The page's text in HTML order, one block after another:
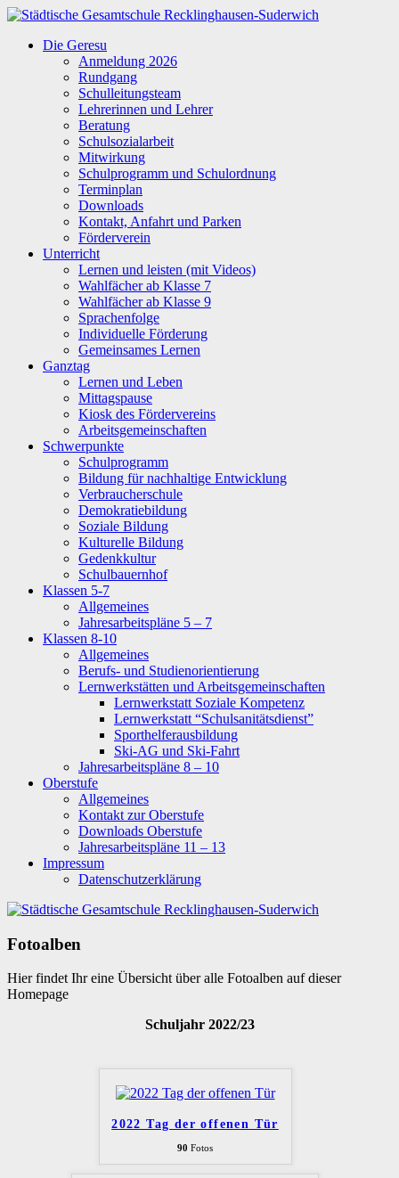
Zum
springen
Städtische
Gesamtschule
Recklinghausen-
Suderwich
Die Geresu
Anmeldung 2026
Rundgang
Schulleitungsteam
Lehrerinnen und Lehrer
Beratung
Schulsozialarbeit
Mitwirkung
Schulprogramm und Schulordnung
Terminplan
Downloads
Kontakt, Anfahrt und Parken
Förderverein
Unterricht
Lernen und leisten (mit Videos)
Wahlfächer ab Klasse 7
Wahlfächer ab Klasse 9
Sprachenfolge
Individuelle Förderung
Gemeinsames Lernen
Ganztag
Lernen und Leben
Mittagspause
Kiosk des Fördervereins
Arbeitsgemeinschaften
Schwerpunkte
Schulprogramm
Bildung für nachhaltige Entwicklung
Verbraucherschule
Demokratiebildung
Soziale Bildung
Kulturelle Bildung
Gedenkkultur
Schulbauernhof
Klassen 5-7
Allgemeines
Jahresarbeitspläne 5 – 7
Klassen 8-10
Allgemeines
Berufs- und Studienorientierung
Lernwerkstätten und Arbeitsgemeinschaften
Lernwerkstatt Soziale Kompetenz
Lernwerkstatt “Schulsanitätsdienst”
Sporthelferausbildung
Ski-AG und Ski-Fahrt
Jahresarbeitspläne 8 – 10
Oberstufe
Allgemeines
Kontakt zur Oberstufe
Downloads Oberstufe
Jahresarbeitspläne 11 – 13
Impressum
Datenschutzerklärung
Fotoalben
Hier findet Ihr eine Übersicht über alle Fotoalben auf dieser
Homepage
Schuljahr 2022/23
2022 Tag der offenen Tür
90 Fotos